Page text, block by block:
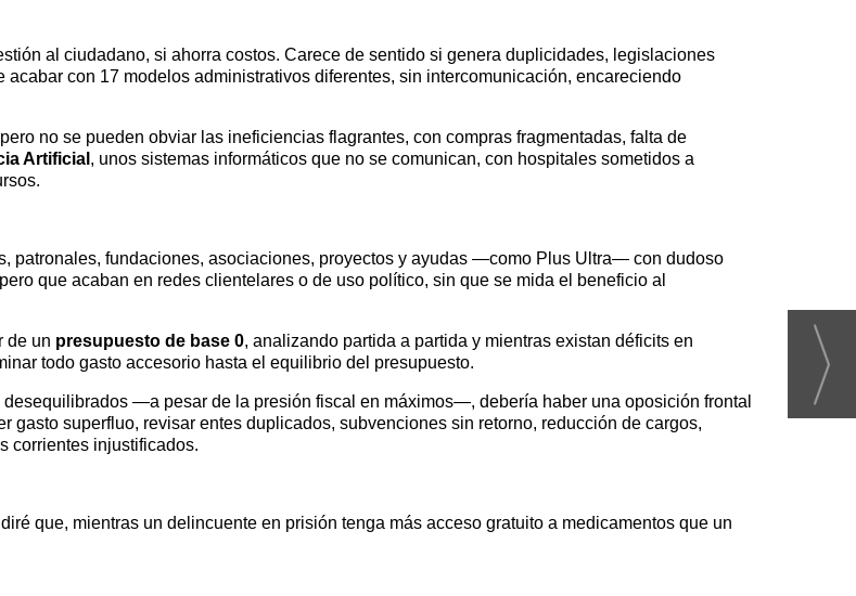
al ciudadano, si ahorra costos. Carece de sentido si genera duplicidades, legislaciones
con 17 modelos administrativos diferentes, sin intercomunicación, encareciendo
no se pueden obviar las ineficiencias flagrantes, con compras fragmentadas, falta de
Artificial , unos sistemas informáticos que no se comunican, con hospitales sometidos a
patronales, fundaciones, asociaciones, proyectos y ayudas —como Plus Ultra— con dudoso
que acaban en redes clientelares o de uso político, sin que se mida el beneficio al
de un presupuesto de base 0, analizando partida a partida y mientras existan déficits en
todo gasto accesorio hasta el equilibrio del presupuesto.
—a pesar de la presión fiscal en máximos—, debería haber una oposición frontal
superfluo, revisar entes duplicados, subvenciones sin retorno, reducción de cargos,
corrientes injustificados.
que, mientras un delincuente en prisión tenga más acceso gratuito a medicamentos que un